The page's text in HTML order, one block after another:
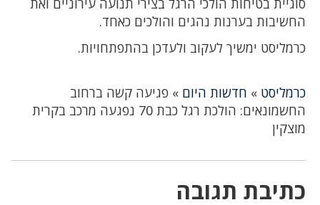
החשיבות בערנות נהגים והולכים כאחד.
כרמליסט ימשיך לעקוב ולעדכן בהתפתחויות.
כרמליסט » חדשות היום » פגיעה קשה ברחוב
החשמונאים: הולכת רגל כבת 70 נפגעה מרכב בקרית
מוצקין
כתיבת תגובה